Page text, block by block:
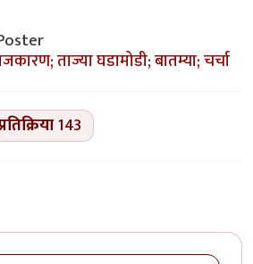
ताज्या घडामोडी; बातम्या; चर्चा
143